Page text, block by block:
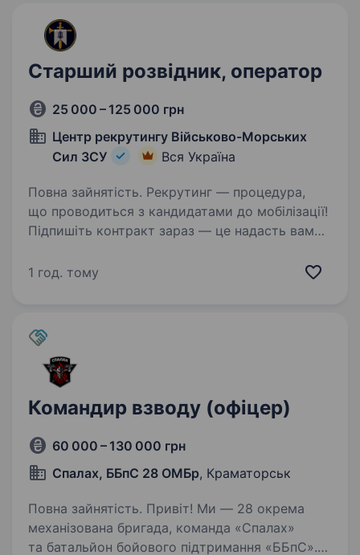
Старший розвідник, оператор
25 000 – 125 000 грн
Центр рекрутингу Військово-Морських
Сил ЗСУ
Вся Україна
Повна зайнятість. Рекрутинг — процедура,
що проводиться з кандидатами до мобілізації!
Підпишіть контракт зараз — це надасть вам
всі соціальні гарантії вчасно. Основна
1 год. тому
Командир взводу (офіцер)
60 000 – 130 000 грн
Спалах, ББпС 28 ОМБр, Краматорськ
Повна зайнятість. Привіт! Ми — 28 окрема
механізована бригада, команда «Спалах»
та батальйон бойового підтримання «ББпС».